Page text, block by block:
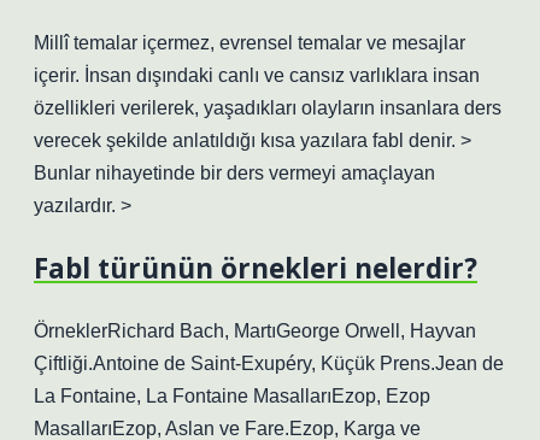
Millî temalar içermez, evrensel temalar ve mesajlar
içerir. İnsan dışındaki canlı ve cansız varlıklara insan
özellikleri verilerek, yaşadıkları olayların insanlara ders
verecek şekilde anlatıldığı kısa yazılara fabl denir. >
Bunlar nihayetinde bir ders vermeyi amaçlayan
yazılardır. >
Fabl türünün örnekleri nelerdir?
ÖrneklerRichard Bach, MartıGeorge Orwell, Hayvan
Çiftliği.Antoine de Saint-Exupéry, Küçük Prens.Jean de
La Fontaine, La Fontaine MasallarıEzop, Ezop
MasallarıEzop, Aslan ve Fare.Ezop, Karga ve